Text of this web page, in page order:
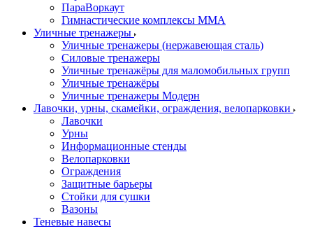
ПараВоркаут
Гимнастические комплексы ММА
Уличные тренажеры
Уличные тренажеры (нержавеющая сталь)
Силовые тренажеры
Уличные тренажёры для маломобильных групп
Уличные тренажёры
Уличные тренажеры Модерн
Лавочки, урны, скамейки, ограждения, велопарковки
Лавочки
Урны
Информационные стенды
Велопарковки
Ограждения
Защитные барьеры
Стойки для сушки
Вазоны
Теневые навесы